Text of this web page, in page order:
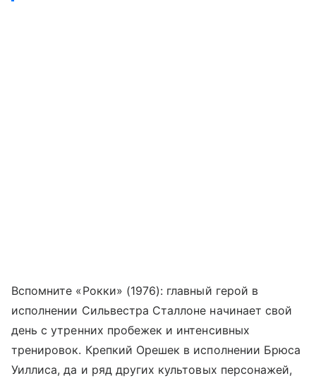
Вспомните «Рокки» (1976): главный герой в
исполнении Сильвестра Сталлоне начинает свой
день с утренних пробежек и интенсивных
тренировок. Крепкий Орешек в исполнении Брюса
Уиллиса, да и ряд других культовых персонажей,